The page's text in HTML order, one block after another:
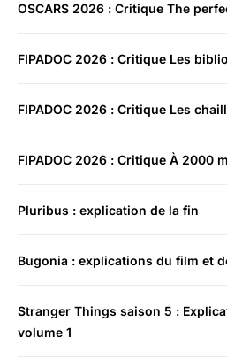
OSCARS 2026 : Critique The
FIPADOC 2026 : Critique Les
FIPADOC 2026 : Critique Les
FIPADOC 2026 : Critique À 2000
Pluribus : explication de la fin
Bugonia : explications du film et
Stranger Things saison 5 :
volume 1